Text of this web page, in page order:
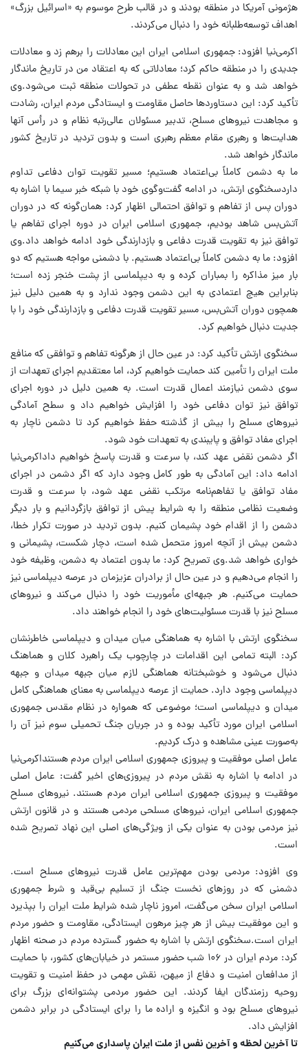
هژمونی آمریکا در منطقه بودند و در قالب طرح موسوم به «اسرائیل بزرگ»
اهداف توسعه‌طلبانه خود را دنبال می‌کردند.
اکرمی‌نیا افزود: جمهوری اسلامی ایران این معادلات را برهم زد و معادلات
جدیدی را در منطقه حاکم کرد؛ معادلاتی که به اعتقاد من در تاریخ ماندگار
خواهد شد و به عنوان نقطه عطفی در تحولات منطقه ثبت می‌شود.وی
تأکید کرد: این دستاوردها حاصل مقاومت و ایستادگی مردم ایران، رشادت
و مجاهدت نیروهای مسلح، تدبیر مسئولان عالی‌رتبه نظام و در رأس آنها
هدایت‌ها و رهبری مقام معظم رهبری است و بدون تردید در تاریخ کشور
ماندگار خواهد شد.
ما به دشمن کاملاً بی‌اعتماد هستیم؛ مسیر تقویت توان دفاعی تداوم
داردسخنگوی ارتش، در ادامه گفت‌وگوی خود با شبکه خبر سیما با اشاره به
دوران پس از تفاهم و توافق احتمالی اظهار کرد: همان‌گونه که در دوران
آتش‌بس شاهد بودیم، جمهوری اسلامی ایران در دوره اجرای تفاهم یا
توافق نیز به تقویت قدرت دفاعی و بازدارندگی خود ادامه خواهد داد.وی
افزود: ما به دشمن کاملاً بی‌اعتماد هستیم. با دشمنی مواجه هستیم که دو
بار میز مذاکره را بمباران کرده و به دیپلماسی از پشت خنجر زده است؛
بنابراین هیچ اعتمادی به این دشمن وجود ندارد و به همین دلیل نیز
همچون دوران آتش‌بس، مسیر تقویت قدرت دفاعی و بازدارندگی خود را با
جدیت دنبال خواهیم کرد.
سخنگوی ارتش تأکید کرد: در عین حال از هرگونه تفاهم و توافقی که منافع
ملت ایران را تأمین کند حمایت خواهیم کرد، اما معتقدیم اجرای تعهدات از
سوی دشمن نیازمند اعمال قدرت است. به همین دلیل در دوره اجرای
توافق نیز توان دفاعی خود را افزایش خواهیم داد و سطح آمادگی
نیروهای مسلح را بیش از گذشته حفظ خواهیم کرد تا دشمن ناچار به
اجرای مفاد توافق و پایبندی به تعهدات خود شود.
اگر دشمن نقض عهد کند، با سرعت و قدرت پاسخ خواهیم داداکرمی‌نیا
ادامه داد: این آمادگی به طور کامل وجود دارد که اگر دشمن در اجرای
مفاد توافق یا تفاهم‌نامه مرتکب نقض عهد شود، با سرعت و قدرت
وضعیت نظامی منطقه را به شرایط پیش از توافق بازگردانیم و بار دیگر
دشمن را از اقدام خود پشیمان کنیم. بدون تردید در صورت تکرار خطا،
دشمن بیش از آنچه امروز متحمل شده است، دچار شکست، پشیمانی و
خواری خواهد شد.وی تصریح کرد: ما بدون اعتماد به دشمن، وظیفه خود
را انجام می‌دهیم و در عین حال از برادران عزیزمان در عرصه دیپلماسی نیز
حمایت می‌کنیم. هر جبهه‌ای مأموریت خود را دنبال می‌کند و نیروهای
مسلح نیز با قدرت مسئولیت‌های خود را انجام خواهند داد.
سخنگوی ارتش با اشاره به هماهنگی میان میدان و دیپلماسی خاطرنشان
کرد: البته تمامی این اقدامات در چارچوب یک راهبرد کلان و هماهنگ
دنبال می‌شود و خوشبختانه هماهنگی لازم میان جبهه میدان و جبهه
دیپلماسی وجود دارد. حمایت از عرصه دیپلماسی به معنای هماهنگی کامل
میدان و دیپلماسی است؛ موضوعی که همواره در نظام مقدس جمهوری
اسلامی ایران مورد تأکید بوده و در جریان جنگ تحمیلی سوم نیز آن را
به‌صورت عینی مشاهده و درک کردیم.
عامل اصلی موفقیت و پیروزی جمهوری اسلامی ایران مردم هستنداکرمی‌نیا
در ادامه با اشاره به نقش مردم در پیروزی‌های اخیر گفت: عامل اصلی
موفقیت و پیروزی جمهوری اسلامی ایران مردم هستند. نیروهای مسلح
جمهوری اسلامی ایران، نیروهای مسلحی مردمی هستند و در قانون ارتش
نیز مردمی بودن به عنوان یکی از ویژگی‌های اصلی این نهاد تصریح شده
است.
وی افزود: مردمی بودن مهم‌ترین عامل قدرت نیروهای مسلح است.
دشمنی که در روزهای نخست جنگ از تسلیم بی‌قید و شرط جمهوری
اسلامی ایران سخن می‌گفت، امروز ناچار شده شرایط ملت ایران را بپذیرد
و این موفقیت بیش از هر چیز مرهون ایستادگی، مقاومت و حضور مردم
ایران است.سخنگوی ارتش با اشاره به حضور گسترده مردم در صحنه اظهار
کرد: مردم ایران در ۱۰۶ شب حضور مستمر در خیابان‌های کشور، با حمایت
از مدافعان امنیت و دفاع از میهن، نقش مهمی در حفظ امنیت و تقویت
روحیه رزمندگان ایفا کردند. این حضور مردمی پشتوانه‌ای بزرگ برای
نیروهای مسلح بود و انگیزه و اراده ما را برای ایستادگی در برابر دشمن
افزایش داد.
تا آخرین لحظه و آخرین نفس از ملت ایران پاسداری می‌کنیم